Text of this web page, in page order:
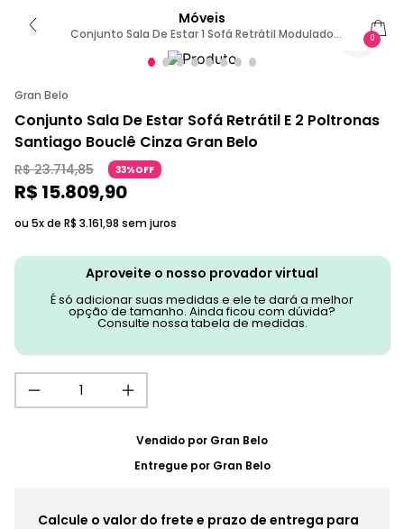
Móveis
Conjunto Sala De Estar 1 Sofá Retrátil Modulado
402cm E 2 Poltronas Santiago Bouclê Cinza G89 -
Gran Belo
0
Gran Belo
Conjunto Sala De Estar Sofá Retrátil E 2 Poltronas
Santiago Bouclê Cinza Gran Belo
R$ 23.714,85 33%OFF
R$ 15.809,90
ou 5x de R$ 3.161,98 sem juros
Aproveite o nosso provador virtual
É só adicionar suas medidas e ele te dará a melhor
opção de tamanho. Ainda ficou com dúvida?
Consulte nossa tabela de medidas.
Vendido por Gran Belo
Entregue por Gran Belo